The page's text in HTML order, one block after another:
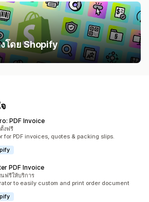
โดย Shopify
PDF Invoice
งฟรี
for PDF invoices, quotes & packing slips.
PDF Invoice
ฟรีให้บริการ
to easily custom and print order document